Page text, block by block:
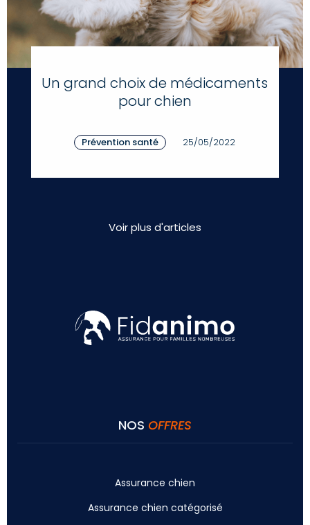
Un grand choix de médicaments
pour chien
Prévention santé 25/05/2022
Voir plus d'articles
NOS OFFRES
Assurance chien
Assurance chien catégorisé